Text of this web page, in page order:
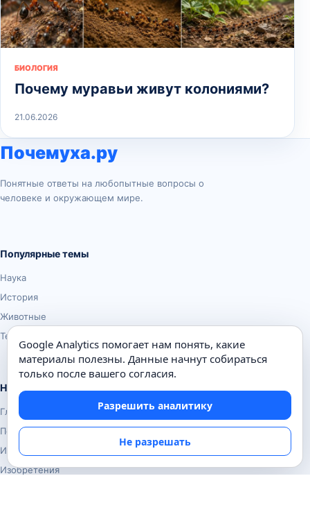
БИОЛОГИЯ
Почему муравьи живут колониями?
21.06.2026
Почемуха.ру
Понятные ответы на любопытные вопросы о
человеке и окружающем мире.
Популярные темы
Наука
История
Животные
Техника
Навигация
Главная
Поиск
Известные личности
Изобретения
Google Analytics помогает нам понять, какие
материалы полезны. Данные начнут собираться
только после вашего согласия.
Разрешить аналитику
Не разрешать